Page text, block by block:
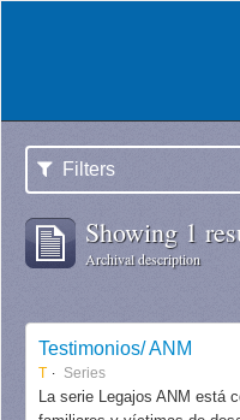
Filters
Showing 1
Archival description
Testimonios/ ANM
T Series
La serie Legajos ANM está